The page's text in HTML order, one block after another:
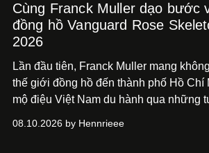
Cùng Franck Muller dạo bước
đồng hồ Vanguard Rose
2026
Lần đầu tiên, Franck Muller mang
thế giới đồng hồ đến thành phố Hồ Chí
mộ điệu Việt Nam du hành qua những
08.10.2026 by Hennrieee